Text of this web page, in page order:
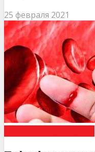
25 февраля 2021